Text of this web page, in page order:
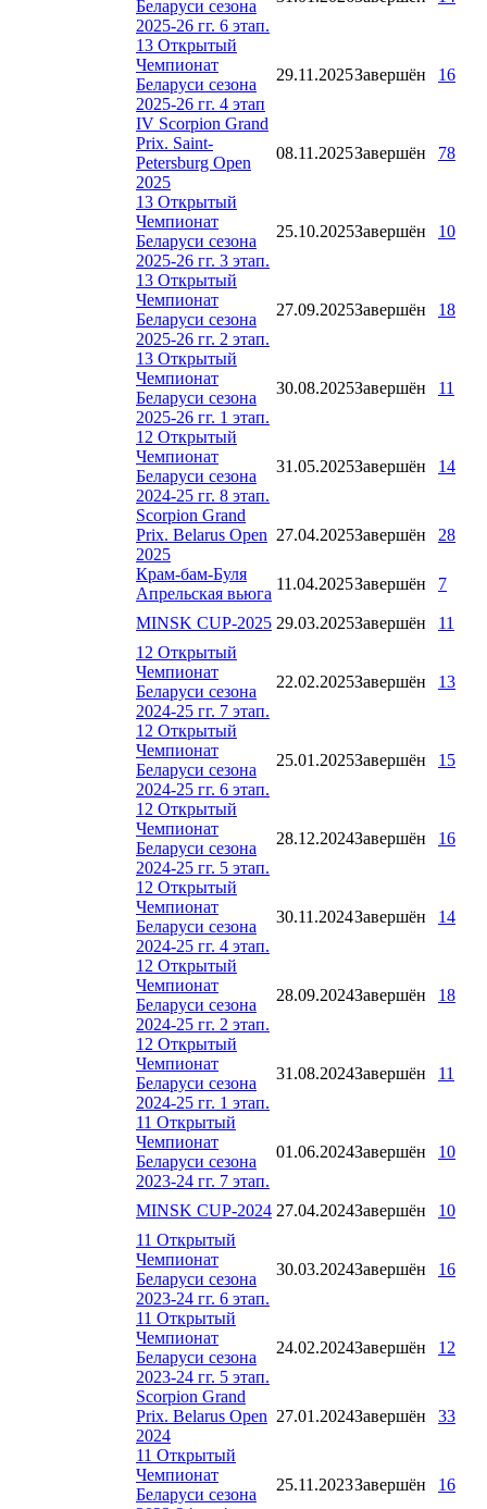
Беларуси сезона
2025-26 гг. 6 этап.
13 Открытый
Чемпионат
Беларуси сезона
2025-26 гг. 4 этап
29.11.2025Завершён 16
IV Scorpion Grand
Prix. Saint-
Petersburg Open
2025
08.11.2025Завершён 78
13 Открытый
Чемпионат
Беларуси сезона
2025-26 гг. 3 этап.
25.10.2025Завершён 10
13 Открытый
Чемпионат
Беларуси сезона
2025-26 гг. 2 этап.
27.09.2025Завершён 18
13 Открытый
Чемпионат
Беларуси сезона
2025-26 гг. 1 этап.
30.08.2025Завершён 11
12 Открытый
Чемпионат
Беларуси сезона
2024-25 гг. 8 этап.
31.05.2025Завершён 14
Scorpion Grand
Prix. Belarus Open
2025
27.04.2025Завершён 28
Крам-бам-Буля
Апрельская вьюга
11.04.2025Завершён 7
MINSK CUP-2025 29.03.2025Завершён
11
12 Открытый
Чемпионат
Беларуси сезона
2024-25 гг. 7 этап.
22.02.2025Завершён 13
12 Открытый
Чемпионат
Беларуси сезона
2024-25 гг. 6 этап.
25.01.2025Завершён 15
12 Открытый
Чемпионат
Беларуси сезона
2024-25 гг. 5 этап.
28.12.2024Завершён 16
12 Открытый
Чемпионат
Беларуси сезона
2024-25 гг. 4 этап.
30.11.2024Завершён 14
12 Открытый
Чемпионат
Беларуси сезона
2024-25 гг. 2 этап.
28.09.2024Завершён 18
12 Открытый
Чемпионат
Беларуси сезона
2024-25 гг. 1 этап.
31.08.2024Завершён 11
11 Открытый
Чемпионат
Беларуси сезона
2023-24 гг. 7 этап.
01.06.2024Завершён 10
MINSK CUP-2024 27.04.2024Завершён
10
11 Открытый
Чемпионат
Беларуси сезона
2023-24 гг. 6 этап.
30.03.2024Завершён 16
11 Открытый
Чемпионат
Беларуси сезона
2023-24 гг. 5 этап.
24.02.2024Завершён 12
Scorpion Grand
Prix. Belarus Open
2024
27.01.2024Завершён 33
11 Открытый
Чемпионат
Беларуси сезона
25.11.2023Завершён 16